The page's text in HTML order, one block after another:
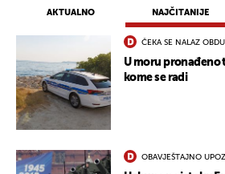
AKTUALNO NAJČITANIJE
ČEKA SE NALAZ
U moru pronađeno
kome se radi
OBAVJEŠTAJNO